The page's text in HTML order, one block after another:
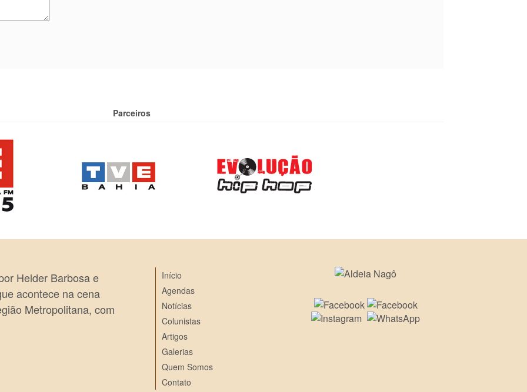
Parceiros
Helder Barbosa e
acontece na cena
Metropolitana, com
Início
Agendas
Notícias
Colunistas
Artigos
Galerias
Quem Somos
Contato